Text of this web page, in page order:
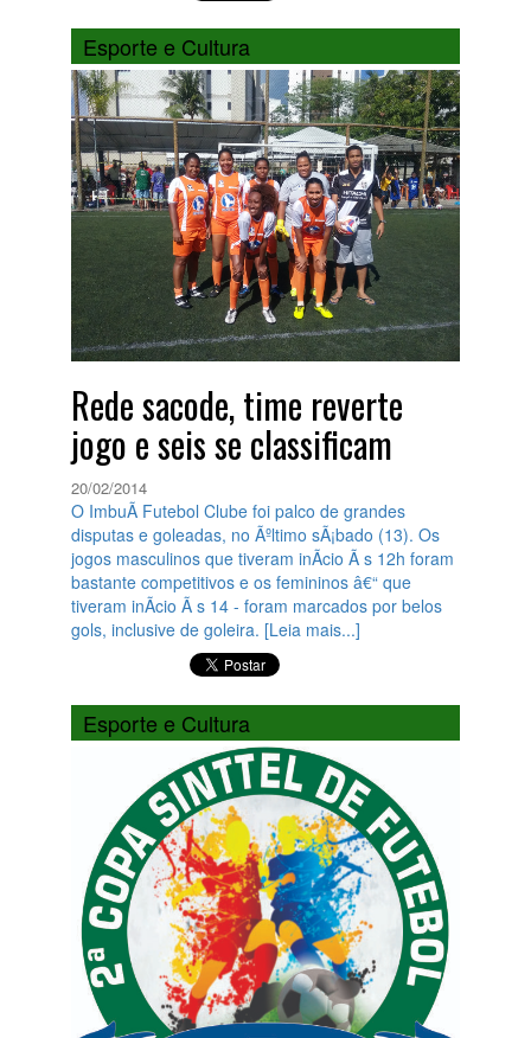
Esporte e Cultura
Rede sacode, time reverte
jogo e seis se classificam
20/02/2014
O ImbuÃ­ Futebol Clube foi palco de grandes
disputas e goleadas, no Ãºltimo sÃ¡bado (13). Os
jogos masculinos que tiveram inÃ­cio Ã s 12h foram
bastante competitivos e os femininos â€“ que
tiveram inÃ­cio Ã s 14 - foram marcados por belos
gols, inclusive de goleira. [Leia mais...]
Esporte e Cultura